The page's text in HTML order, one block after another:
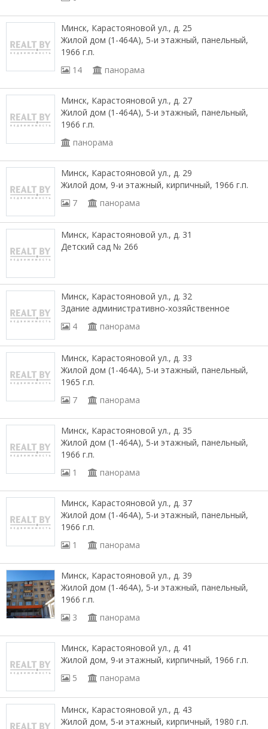
Минск, Карастояновой ул., д. 25
Жилой дом (1-464А), 5-и этажный, панельный,
1966 г.п.
14
панорама
Минск, Карастояновой ул., д. 27
Жилой дом (1-464А), 5-и этажный, панельный,
1966 г.п.
панорама
Минск, Карастояновой ул., д. 29
Жилой дом, 9-и этажный, кирпичный, 1966 г.п.
7
панорама
Минск, Карастояновой ул., д. 31
Детский сад № 266
Минск, Карастояновой ул., д. 32
Здание административно-хозяйственное
4
панорама
Минск, Карастояновой ул., д. 33
Жилой дом (1-464А), 5-и этажный, панельный,
1965 г.п.
7
панорама
Минск, Карастояновой ул., д. 35
Жилой дом (1-464А), 5-и этажный, панельный,
1966 г.п.
1
панорама
Минск, Карастояновой ул., д. 37
Жилой дом (1-464А), 5-и этажный, панельный,
1966 г.п.
1
панорама
Минск, Карастояновой ул., д. 39
Жилой дом (1-464А), 5-и этажный, панельный,
1966 г.п.
3
панорама
Минск, Карастояновой ул., д. 41
Жилой дом, 9-и этажный, кирпичный, 1966 г.п.
5
панорама
Минск, Карастояновой ул., д. 43
Жилой дом, 5-и этажный, кирпичный, 1980 г.п.